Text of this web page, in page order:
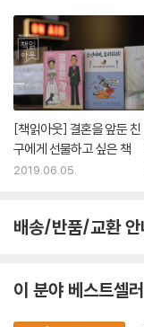
혜원은 자신이 남편보다
을 그만둘 생각을 한 건
빠를 보면서 자연스럽게
엄마 아빠와 그들이 낳은
경우는 비정상가족 취급
애에 대한 고정관념으로
둘러싼 갈등이 이슈가 될
났음을 피력한다.
은홍은 자신이 밭일에 소
들이 신경 쓰여서다 또.
게 출장 뷔페를 부르겠다
[책읽아웃] 결혼을 앞둔 친
구에게 선물하고 싶은 책
2019.06.05.
배송/반품/교환 안
이 분야 베스트셀러